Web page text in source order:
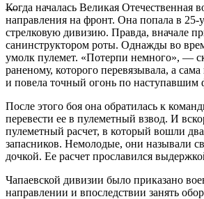
Когда началась Великая Отечественная
направления на фронт. Она попала в
стрелковую дивизию. Правда, вначале
санинструктором роты. Однажды во
умолк пулемет. «Потерпи немного», —
раненому, которого перевязывала, а
и повела точный огонь по наступавшим
После этого боя она обратилась к
перевести ее в пулеметный взвод. И
пулеметный расчет, в который вошли
запасников. Немолодые, они называли
дочкой. Ее расчет прославился
Чапаевской дивизии было приказано
направлении и впоследствии занять
—